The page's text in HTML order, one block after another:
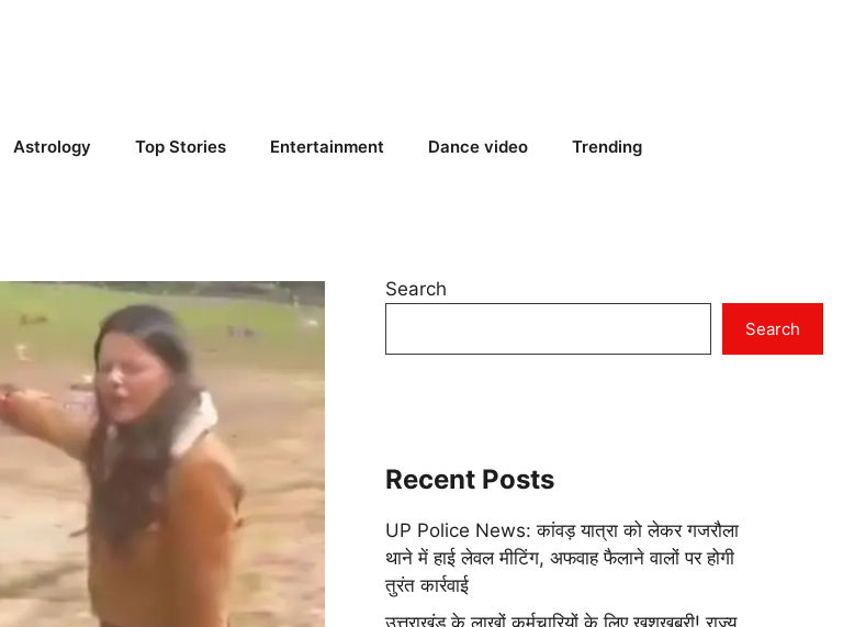
Astrology Top Stories Entertainment Dance video Trending
Search
Search
Recent Posts
UP Police News: कांवड़ यात्रा को लेकर गजरौला
थाने में हाई लेवल मीटिंग, अफवाह फैलाने वालों पर होगी
तुरंत कार्रवाई
उत्तराखंड के लाखों कर्मचारियों के लिए खुशखबरी! राज्य